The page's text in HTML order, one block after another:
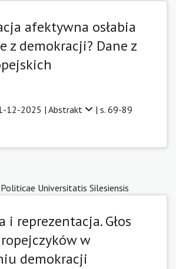
afektywna osłabia
z demokracji? Dane z
12-2025 | Abstrakt | s. 69-89
Universitatis Silesiensis
i reprezentacja. Głos
w
demokracji